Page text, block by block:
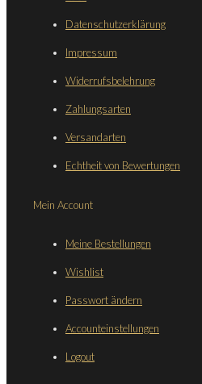
Datenschutzerklärung
Impressum
Widerrufsbelehrung
Zahlungsarten
Versandarten
Echtheit von Bewertungen
Mein Account
Meine Bestellungen
Wishlist
Passwort ändern
Accounteinstellungen
Logout